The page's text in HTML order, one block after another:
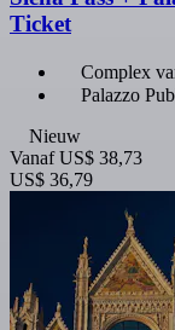
Ticket
Complex
Palazzo
Nieuw
Vanaf US$ 38,73
US$ 36,79